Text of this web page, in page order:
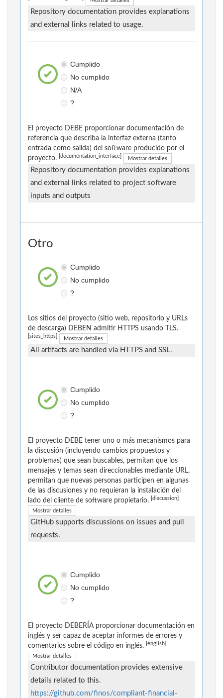
Repository documentation provides explanations
and external links related to usage.
Cumplido
No cumplido
N/A
?
El proyecto DEBE proporcionar documentación de
referencia que describa la interfaz externa (tanto
entrada como salida) del software producido por el
proyecto.
[documentation_interface] Mostrar detalles
Repository documentation provides explanations
and external links related to project software
inputs and outputs
Otro
Cumplido
No cumplido
?
Los sitios del proyecto (sitio web, repositorio y URLs
de descarga) DEBEN admitir HTTPS usando TLS.
[sites_https] Mostrar detalles
All artifacts are handled via HTTPS and SSL.
Cumplido
No cumplido
?
El proyecto DEBE tener uno o más mecanismos para
la discusión (incluyendo cambios propuestos y
problemas) que sean buscables, permitan que los
mensajes y temas sean direccionables mediante URL,
permitan que nuevas personas participen en algunas
de las discusiones y no requieran la instalación del
lado del cliente de software propietario.
[discussion]
Mostrar detalles
GitHub supports discussions on issues and pull
requests.
Cumplido
No cumplido
?
El proyecto DEBERÍA proporcionar documentación en
inglés y ser capaz de aceptar informes de errores y
comentarios sobre el código en inglés.
[english]
Mostrar detalles
Contributor documentation provides extensive
details related to this.
https://github.com/finos/compliant-financial-